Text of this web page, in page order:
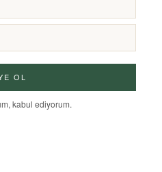
OL
kabul ediyorum.